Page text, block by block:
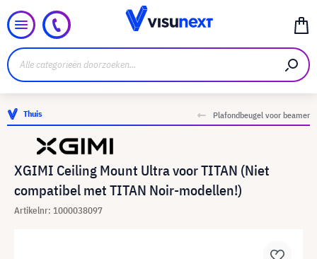
Thuis Plafondbeugel voor beamer
XGIMI Ceiling Mount Ultra voor TITAN (Niet
compatibel met TITAN Noir-modellen!)
Artikelnr: 1000038097